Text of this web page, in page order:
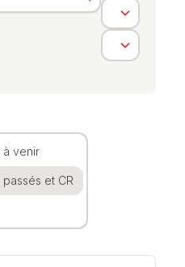
à venir
et CR